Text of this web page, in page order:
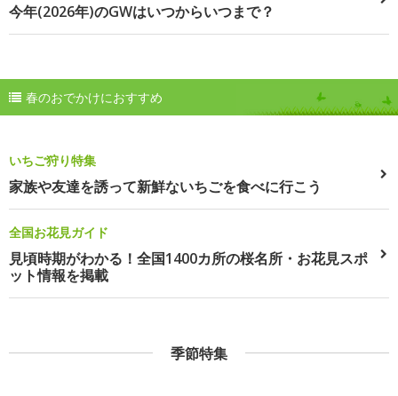
今年(2026年)のGWはいつからいつまで？
春のおでかけにおすすめ
いちご狩り特集
家族や友達を誘って新鮮ないちごを食べに行こう
全国お花見ガイド
見頃時期がわかる！全国1400カ所の桜名所・お花見スポ
ット情報を掲載
季節特集